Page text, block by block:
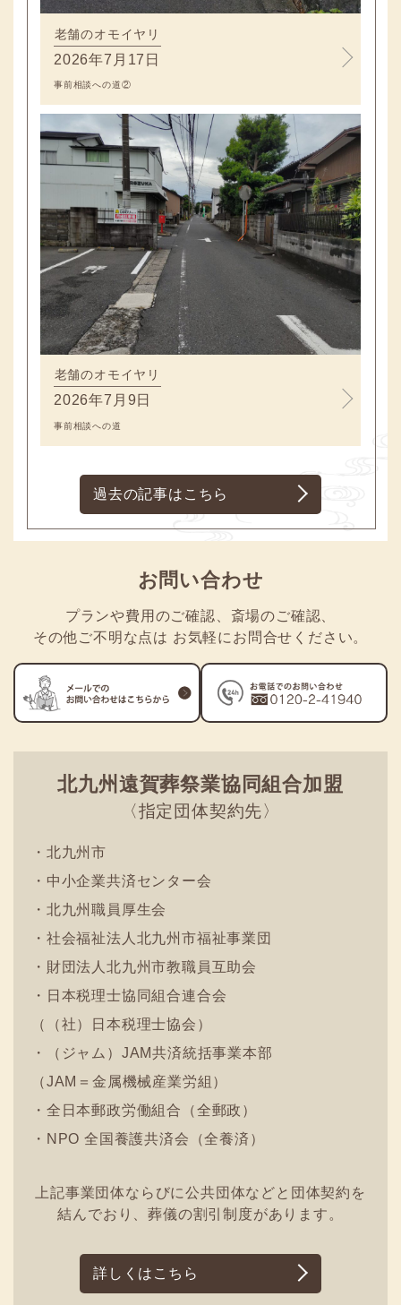
老舗のオモイヤリ
2026年7月17日
事前相談への道②
老舗のオモイヤリ
2026年7月9日
事前相談への道
過去の記事はこちら
お問い合わせ
プランや費用のご確認、 斎場のご確認、
その他ご不明な点は お気軽にお問合せください。
北九州遠賀葬祭業協同組合加盟
〈指定団体契約先〉
・北九州市
・中小企業共済センター会
・北九州職員厚生会
・社会福祉法人北九州市福祉事業団
・財団法人北九州市教職員互助会
・日本税理士協同組合連合会
（（社）日本税理士協会）
・（ジャム）JAM共済統括事業本部
（JAM＝金属機械産業労組）
・全日本郵政労働組合（全郵政）
・NPO 全国養護共済会（全養済）
上記事業団体ならびに公共団体などと団体契約を
結んでおり、葬儀の割引制度があります。
詳しくはこちら